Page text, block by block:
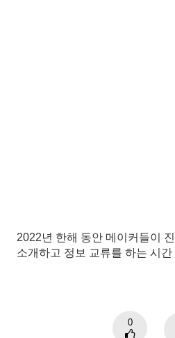
2022년 한해 동안 메이커들이
소개하고 정보 교류를 하는 시
0